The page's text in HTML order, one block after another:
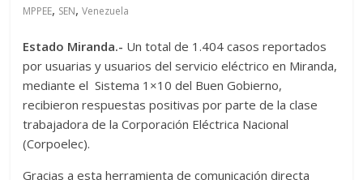
MPPEE, SEN,Venezuela
Estado Miranda.- Un total de 1.404 casos reportados
por usuarias y usuarios del servicio eléctrico en Miranda,
mediante el Sistema 1×10 del Buen Gobierno,
recibieron respuestas positivas por parte de la clase
trabajadora de la Corporación Eléctrica Nacional
(Corpoelec).
Gracias a esta herramienta de comunicación directa